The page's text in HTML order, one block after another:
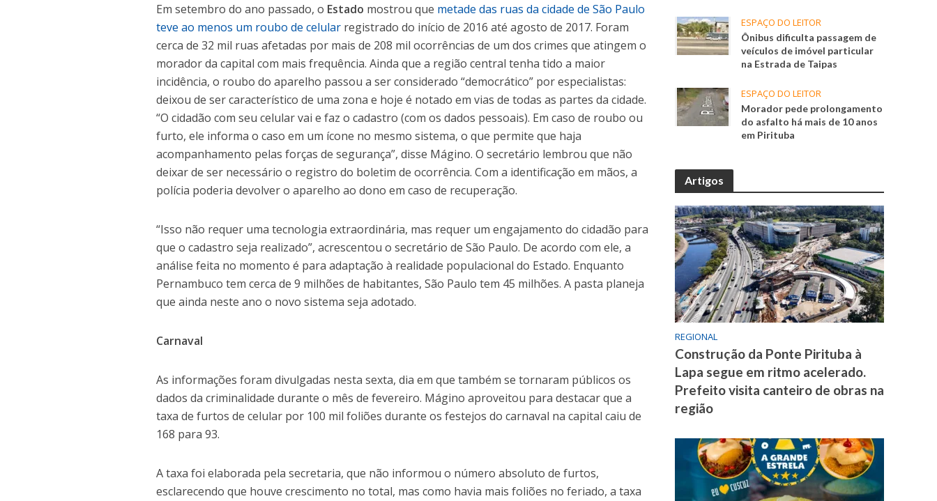
Em setembro do ano passado, o Estado mostrou que metade das ruas da cidade de São Paulo
teve ao menos um roubo de celular registrado do início de 2016 até agosto de 2017. Foram
cerca de 32 mil ruas afetadas por mais de 208 mil ocorrências de um dos crimes que atingem o
morador da capital com mais frequência. Ainda que a região central tenha tido a maior
incidência, o roubo do aparelho passou a ser considerado “democrático” por especialistas:
deixou de ser característico de uma zona e hoje é notado em vias de todas as partes da cidade.
“O cidadão com seu celular vai e faz o cadastro (com os dados pessoais). Em caso de roubo ou
furto, ele informa o caso em um ícone no mesmo sistema, o que permite que haja
acompanhamento pelas forças de segurança”, disse Mágino. O secretário lembrou que não
deixar de ser necessário o registro do boletim de ocorrência. Com a identificação em mãos, a
polícia poderia devolver o aparelho ao dono em caso de recuperação.
“Isso não requer uma tecnologia extraordinária, mas requer um engajamento do cidadão para
que o cadastro seja realizado”, acrescentou o secretário de São Paulo. De acordo com ele, a
análise feita no momento é para adaptação à realidade populacional do Estado. Enquanto
Pernambuco tem cerca de 9 milhões de habitantes, São Paulo tem 45 milhões. A pasta planeja
que ainda neste ano o novo sistema seja adotado.
Carnaval
As informações foram divulgadas nesta sexta, dia em que também se tornaram públicos os
dados da criminalidade durante o mês de fevereiro. Mágino aproveitou para destacar que a
taxa de furtos de celular por 100 mil foliões durante os festejos do carnaval na capital caiu de
168 para 93.
A taxa foi elaborada pela secretaria, que não informou o número absoluto de furtos,
esclarecendo que houve crescimento no total, mas como havia mais foliões no feriado, a taxa
ESPAÇO DO LEITOR
Ônibus dificulta passagem de
veículos de imóvel particular
na Estrada de Taipas
ESPAÇO DO LEITOR
Morador pede prolongamento
do asfalto há mais de 10 anos
em Pirituba
Artigos
REGIONAL
Construção da Ponte Pirituba à
Lapa segue em ritmo acelerado.
Prefeito visita canteiro de obras na
região